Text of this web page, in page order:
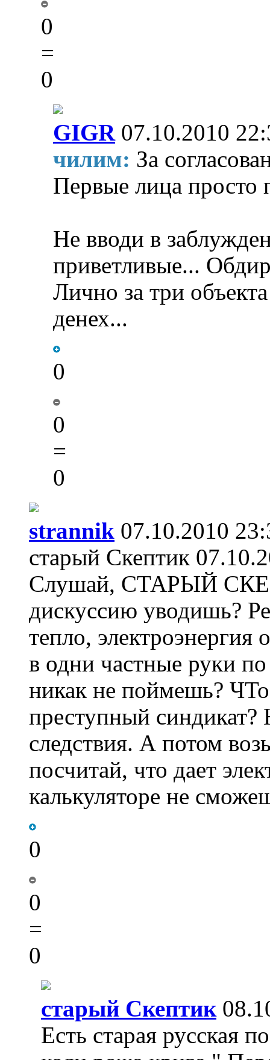
0
=
0
GIGR07.10.2010
чилим: За
Первые лица просто
Не вводи в
приветливые...
Лично за три
денех...
0
0
=
0
strannik 07.10.2010
старый Скептик
Слушай, СТАРЫЙ
дискуссию уводишь?
тепло,
в одни частные руки
никак не поймешь?
преступный синдикат?
следствия. А потом
посчитай, что дает
калькуляторе не
0
0
=
0
старый Скептик
Есть старая русская